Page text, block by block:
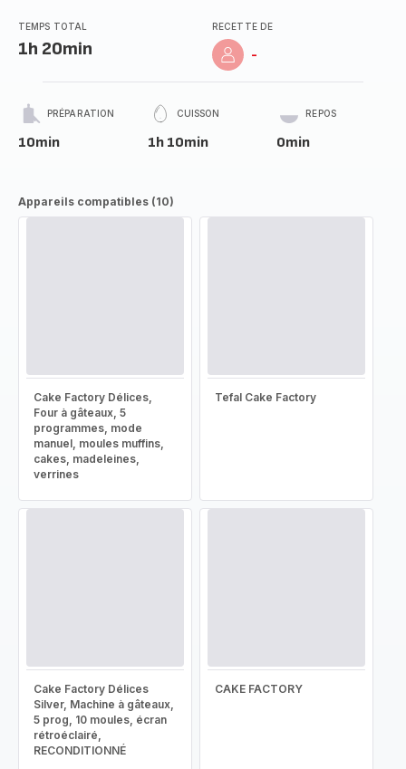
TEMPS TOTAL
1h 20min
RECETTE DE
-
PRÉPARATION
10min
CUISSON
1h 10min
REPOS
0min
Appareils compatibles (10)
Cake Factory Délices,
Four à gâteaux, 5
programmes, mode
manuel, moules muffins,
cakes, madeleines,
verrines
Tefal Cake Factory
Cake Factory Délices
Silver, Machine à gâteaux,
5 prog, 10 moules, écran
rétroéclairé,
RECONDITIONNÉ
CAKE FACTORY